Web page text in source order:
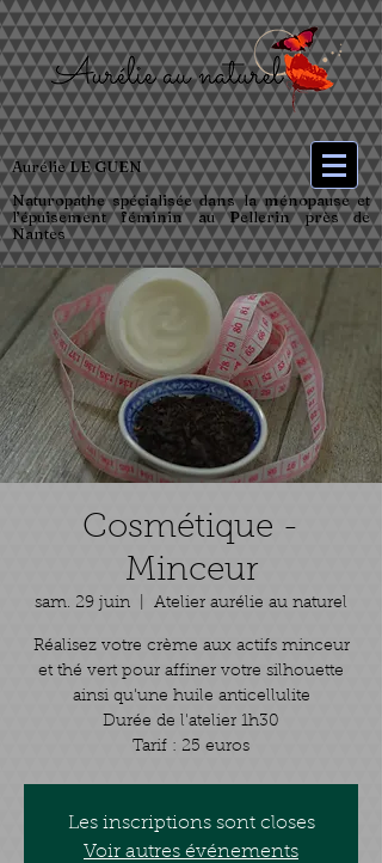
Aurélie LE GUEN
Naturopathe spécialisée dans la ménopause et
l’épuisement féminin au Pellerin près de
Nantes
Cosmétique -
Minceur
sam. 29 juin Atelier aurélie au naturel
Réalisez votre crème aux actifs minceur
et thé vert pour affiner votre silhouette
ainsi qu'une huile anticellulite
Durée de l'atelier 1h30
Tarif : 25 euros
Les inscriptions sont closes
Voir autres événements